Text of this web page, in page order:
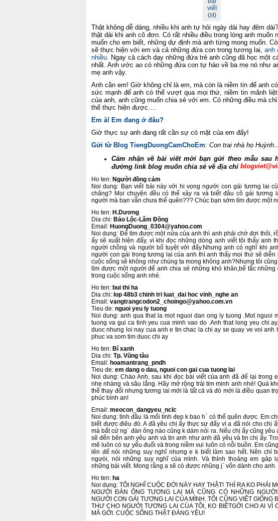
viết
(st)
Thật không dễ dàng, nhiều khi anh tự hỏi ngày dài hay đêm
thật dài khi anh cô đơn. Có rất nhiều điều trong lòng anh muốn
muốn cho em biết, những dự định mà anh từng mong muốn.
sẽ thực hiện với em và cả những đứa con trong tương lai, anh
nhiều. Ngay cả cách dạy những đứa trẻ anh cũng đã học một
nhất. Anh ước ao có những đứa con tự hào về ba mẹ nó như
mẹ anh vậy.
Anh cần em! Giờ không chỉ là em, mà còn là niềm tin đế anh
sức mạnh để anh có thể vượt qua mọi thứ, niềm tin mãnh
của anh, anh cũng muốn chia sẻ với em. Có những điều mà
thể thực hiện được….
Em à! Em đang ở đâu?
Giờ thực sự anh đang rất cần sự có mặt của em đấy!
Gửi từ Blog TiengDuongCamChoEm: Con trai nhà họ
Cảm nhận về bài viết mời bạn gửi theo mẫu sau
đường link blog muốn chia sẻ về địa chỉ
Ho ten: Người đồng cảm
Noi dung: Bạn viết bài này với hi vọng người con gái tương lai
chăng? Mọi chuyện đều có thể xảy ra và biết đâu cô gái tương
người mà bạn vẫn chưa thể quên??? Chúc bạn sớm tìm được một
Ho ten: H.Dương
Dia chi: Bảo Lộc-Lâm Đồng
Email: HuongDuong_0304@yahoo.com
Noi dung: Để tìm được một nửa của anh thì anh phải chờ đợi thôi,
ấy sẽ xuất hiện đấy, vì khi đọc những dòng anh viết tôi thấy anh
người chồng và người bố tuyệt vời đấy.Nhưng anh có nghĩ khi
người con gái trong tương lai của anh thì anh thấy mọi thứ sẽ diễn
cuộc sống sẽ không như chúng ta mong không anh?Nhưng tôi
tìm được một người để anh chia sẻ những khó khăn,bế tắc những
trong cuộc sống anh nhé.
Ho ten: bui thi ha
Dia chi: lop 48b3 chinh tri luat_dai hoc vinh_nghe an
Email: vangtrangcodon2_choingo@yahoo.com.vn
Tieu de: ngu­oi yeu ly tuong
Noi dung: anh qua that la mot nguoi dan ong ly tuong .Mot nguoi
tuong va gui ca tinh yeu cua minh vao do .Anh that long yeu chi
duoc nhung loi nay cua anh e tin chac la chi ay se quay ve voi anh
phuc va som tim duoc chi ay
Ho ten: Bí xanh
Dia chi: Tp. Vũng tàu
Email: hoamantrang_pndh
Tieu de: em dang o dau, nguoi con gai cua tuong lai
Noi dung: Chào Anh, sau khi đọc bài viết của anh đã để lại trong
nhẹ nhàng và sâu lắng. Hãy mở rộng trái tim minh anh nhé! Quá
thể thay đổi nhưng tương lai mới là tất cả và đó mới là điều quan
phúc bình an!
Email: meocon_dangyeu_nclc
Noi dung: tình đầu là mối tình đẹp k bao h` có thể quên được. Em
biết được điêu đó. A đã yêu chị ấy thực sự đấy vì a đã nói cho chị
mà bất cứ ng` đàn ông nào cũng k dám nói ra. Nếu chị ấy cũng yêu
sẽ đến bên anh yêu anh và tin anh như anh đã yêu và tin chị ấy.
mẽ luôn có sự yếu đuối và trong niềm vui luôn có nỗi buồn. Em
lên để nói những suy nghĩ nhưng e k biết làm sao hết. Nên chỉ
ngưòi, nói những suy nghĩ của mình. Và thỉnh thoảng em gảp
những bài viết. Mong rằng a sẽ có được nhũng j` vốn dành cho anh.
Ho ten: ha
Noi dung: TÔI NGHĨ CUỘC ĐỜI NÀY HAY THẬT! THÌ RA KO PHẢI
NGƯỜI ĐÀN ÔNG TƯƠNG LAI MÀ CŨNG CÓ NHỮNG
NGƯỜI CON GÁI TƯƠNG LAI CỦA MÌNH. TÔI CŨNG VIẾT GIỐNG
THƯ CHO NGƯỜI TƯƠNG LAI CÙA TÔI, KO BIÊTGỞI CHO AI VÌ
MÀ GỞI. CUỘC SỐNG THẬT ĐÁNG YÊU!